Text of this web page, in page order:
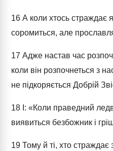
16 А коли хтось страждає
соромиться, але
17 Адже настав час
коли він розпочнеться з
не підкоряється Добрій
18 І: «Коли праведний
виявиться безбожник і
19 Тому й ті, хто страждає